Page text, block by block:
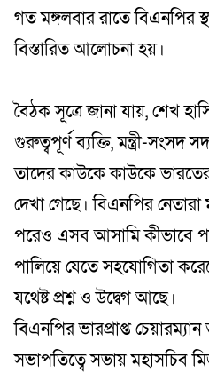
গত মঙ্গলবার রাতে বিএনপির
বিস্তারিত আলোচনা হয়।
বৈঠক সূত্রে জানা যায়, শেখ
গুরুত্বপূর্ণ ব্যক্তি, মন্ত্রী-সংসদ
তাদের কাউকে কাউকে ভারতের
দেখা গেছে। বিএনপির
পরেও এসব আসামি কীভাবে
পালিয়ে যেতে সহযোগিতা
যথেষ্ট প্রশ্ন ও উদ্বেগ আছে।
বিএনপির ভারপ্রাপ্ত
সভাপতিত্বে সভায় মহাসচিব